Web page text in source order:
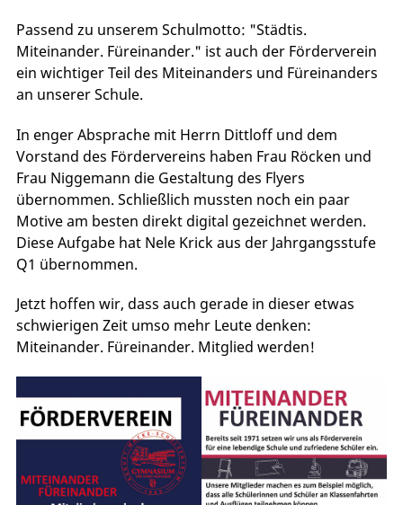
Passend zu unserem Schulmotto: "Städtis.
Miteinander. Füreinander." ist auch der Förderverein
ein wichtiger Teil des Miteinanders und Füreinanders
an unserer Schule.
In enger Absprache mit Herrn Dittloff und dem
Vorstand des Fördervereins haben Frau Röcken und
Frau Niggemann die Gestaltung des Flyers
übernommen. Schließlich mussten noch ein paar
Motive am besten direkt digital gezeichnet werden.
Diese Aufgabe hat Nele Krick aus der Jahrgangsstufe
Q1 übernommen.
Jetzt hoffen wir, dass auch gerade in dieser etwas
schwierigen Zeit umso mehr Leute denken:
Miteinander. Füreinander. Mitglied werden!